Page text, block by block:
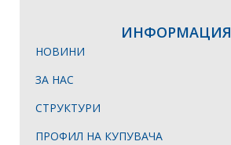
ИНФОРМАЦИЯ
НОВИНИ
ЗА НАС
СТРУКТУРИ
ПРОФИЛ НА КУПУВАЧА